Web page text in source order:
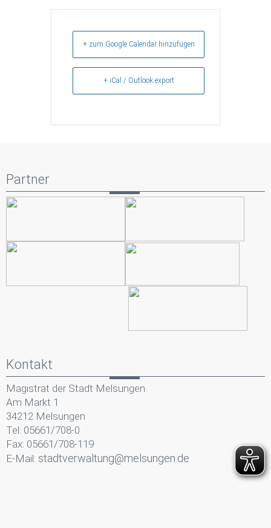
+ zum Google Calendar hinzufügen
+ iCal / Outlook export
Partner
Kontakt
Magistrat der Stadt Melsungen
Am Markt 1
34212 Melsungen
Tel: 05661/708-0
Fax: 05661/708-119
E-Mail: stadtverwaltung@melsungen.de